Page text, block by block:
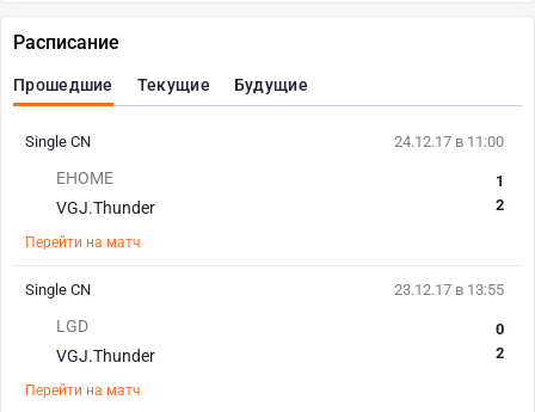
Расписание
Прошедшие Текущие Будущие
24.12.17 в 11:00
EHOME
VGJ.Thunder
1
2
Перейти на матч
Single CN
23.12.17 в 13:55
LGD
VGJ.Thunder
0
2
Перейти на матч
Single CN